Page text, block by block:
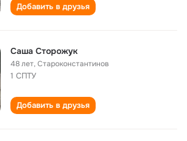
Добавить в друзья
Саша Сторожук
48 лет,Староконстантинов
1 СПТУ
Добавить в друзья